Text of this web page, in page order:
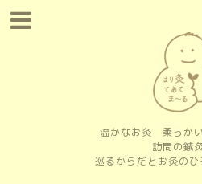
温かなお灸 柔らかい
訪問の鍼灸
巡るからだとお灸のひ